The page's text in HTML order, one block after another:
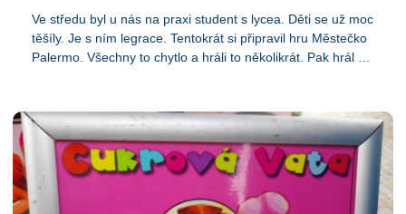
Ve středu byl u nás na praxi student s lycea. Děti se už moc
těšíly. Je s ním legrace. Tentokrát si připravil hru Městečko
Palermo. Všechny to chytlo a hráli to několikrát. Pak hrál s
takový pěkný den.